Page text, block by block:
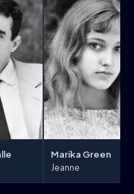
Marika Green
Jeanne